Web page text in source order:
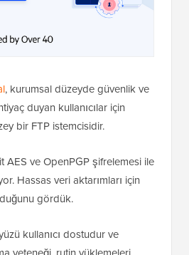
, kurumsal düzeyde güvenlik ve
duyan kullanıcılar için
bir FTP istemcisidir.
AES ve OpenPGP şifrelemesi ile
Hassas veri aktarımları için
gördük.
kullanıcı dostudur ve